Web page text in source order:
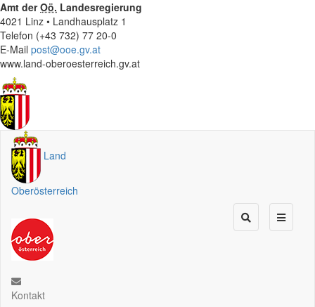
Amt derOö. Landesregierung
4021 Linz • Landhausplatz 1
Telefon (+43 732) 77 20-0
E-Mail post@ooe.gv.at
www.land-oberoesterreich.gv.at
Land
Oberösterreich
Kontakt